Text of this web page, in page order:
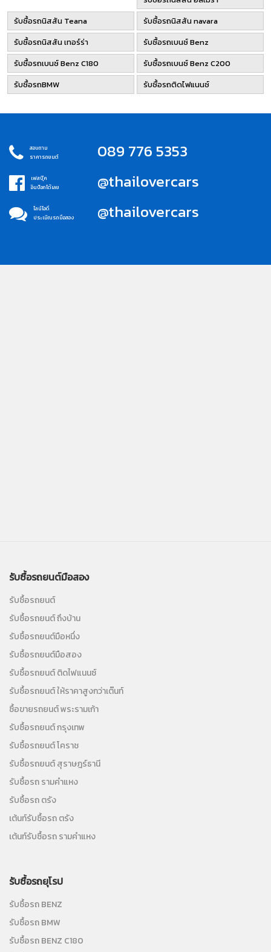
รับซื้อรถนิสสัน Teana
รับซื้อรถนิสสัน navara
รับซื้อรถนิสสัน เทอร์ร่า
รับซื้อรถเบนซ์ Benz
รับซื้อรถเบนซ์ Benz C180
รับซื้อรถเบนซ์ Benz C200
รับซื้อรถBMW
รับซื้อรถติดไฟแนนซ์
สอบถาม
ราคารถยนต์
089 776 5353
เฟสบุ๊ค
อินบ็อกได้เลย
@thailovercars
ไลน์ไอดี
ประเมิณรถมือสอง
@thailovercars
รับซื้อรถยนต์มือสอง
รับซื้อรถยนต์
รับซื้อรถยนต์ ถึงบ้าน
รับซื้อรถยนต์มือหนึ่ง
รับซื้อรถยนต์มือสอง
รับซื้อรถยนต์ ติดไฟแนนซ์
รับซื้อรถยนต์ ให้ราคาสูงกว่าเต๊นท์
ซื้อขายรถยนต์ พระรามเก้า
รับซื้อรถยนต์ กรุงเทพ
รับซื้อรถยนต์ โคราช
รับซื้อรถยนต์ สุราษฎร์ธานี
รับซื้อรถ รามคำแหง
รับซื้อรถ ตรัง
เต้นท์รับซื้อรถ ตรัง
เต้นท์รับซื้อรถ รามคำแหง
รับซื้อรถยุโรป
รับซื้อรถ BENZ
รับซื้อรถ BMW
รับซื้อรถ BENZ C180